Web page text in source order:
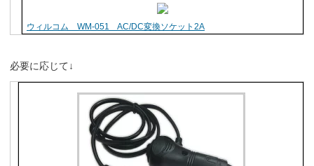
ウィルコム WM-051 AC/DC変換ソケット2A
必要に応じて↓